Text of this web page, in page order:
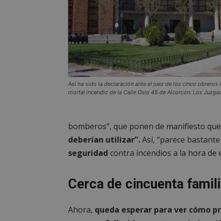
Así ha sido la declaración ante el juez de los cinco obreros
mortal incendio de la Calle Oslo 45 de Alcorcón. Los
bomberos”, que ponen de manifiesto que
deberían utilizar”.Así, “parece
seguridad contra incendios a la hora de
Cerca de cincuenta
Ahora, queda esperar para ver cómo
__cf_bm
__gpi
OAID
test_cookie
__Secure-
ROLLOUT_TOKEN
ttwid